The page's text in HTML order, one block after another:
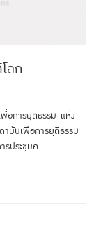
ลก
อการยุติธรรม-แห่ง
าบันเพื่อการยุติธรรม
รประชุมค...